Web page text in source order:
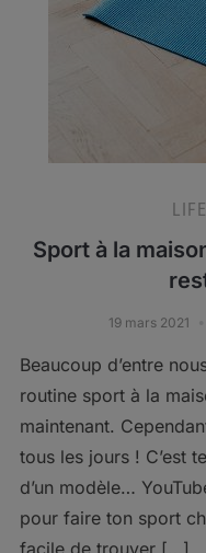
Sport à la
19 mars 2021
Beaucoup d’entre
routine sport à la
maintenant.
tous les jours ! C’est
d’un modèle…
pour faire ton sport
facile de trouver […]